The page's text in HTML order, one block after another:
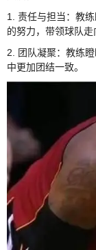
1. 责任与担当：教
的努力，带领球队走
2. 团队凝聚：教练
中更加团结一致。